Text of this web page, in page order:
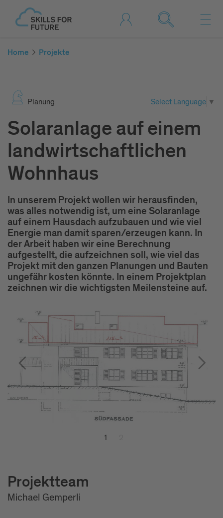
Home Projekte
Pla­nung Select Language ▼
Solaranlage auf einem
landwirtschaftlichen
Wohnhaus
In unserem Projekt wollen wir herausfinden,
was alles notwendig ist, um eine Solaranlage
auf einem Hausdach aufzubauen und wie viel
Energie man damit sparen/erzeugen kann. In
der Arbeit haben wir eine Berechnung
aufgestellt, die aufzeichnen soll, wie viel das
Projekt mit den ganzen Planungen und Bauten
ungefähr kosten könnte. In einem Projektplan
zeichnen wir die wichtigsten Meilensteine auf.
1
Projektteam
Michael Gemperli